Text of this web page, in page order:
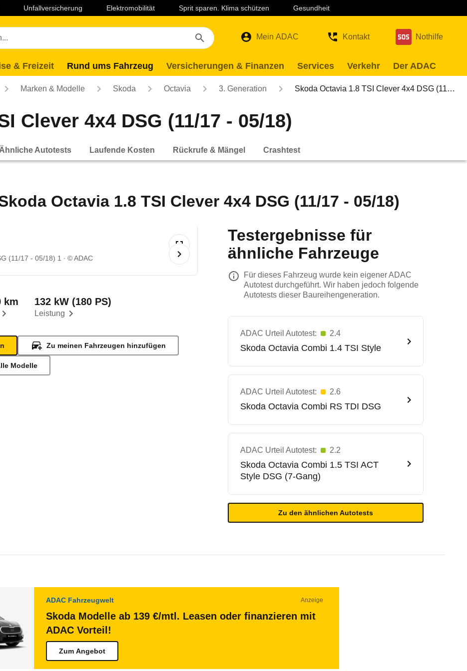
Unfallversicherung Elektromobilität Sprit sparen. Klima schützen Gesundheit
Mein ADAC Kontakt Nothilfe
& Freizeit Rund ums Fahrzeug Versicherungen & Finanzen Services Verkehr Der ADAC
Marken & Modelle Skoda Octavia 3. Generation Skoda Octavia 1.8 TSI Clever 4x4 DSG (11…
Clever 4x4 DSG (11/17 - 05/18)
Ähnliche Autotests Laufende Kosten Rückrufe & Mängel Crashtest
Octavia 1.8 TSI Clever 4x4 DSG (11/17 - 05/18)
(11/17 - 05/18) 1 © ADAC
km
Leistung
132 kW (180 PS)
Zu meinen Fahrzeugen hinzufügen
Modelle
Testergebnisse für
ähnliche Fahrzeuge
Für dieses Fahrzeug wurde kein eigener ADAC
Autotest durchgeführt. Wir haben jedoch folgende
Autotests dieser Baureihengeneration.
ADAC Urteil Autotest: 2.4
Skoda Octavia Combi 1.4 TSI Style
ADAC Urteil Autotest: 2.6
Skoda Octavia Combi RS TDI DSG
ADAC Urteil Autotest: 2.2
Skoda Octavia Combi 1.5 TSI ACT
Style DSG (7-Gang)
Zu den ähnlichen Autotests
ADAC Fahrzeugwelt Anzeige
Skoda Modelle ab 139 €/mtl. Leasen oder finanzieren mit
ADAC Vorteil!
Zum Angebot